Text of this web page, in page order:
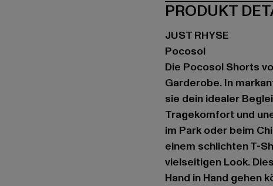
PRODUKT
JUST RHYSE
Pocosol
Die Pocosol Shorts
Garderobe. In
sie dein idealer
Tragekomfort und
im Park oder beim
einem schlichten T-
vielseitigen Look.
Hand in Hand gehen